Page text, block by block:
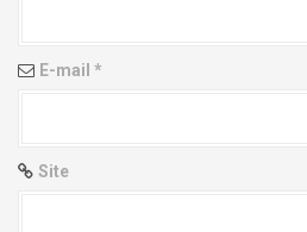
n E-mail *
Site